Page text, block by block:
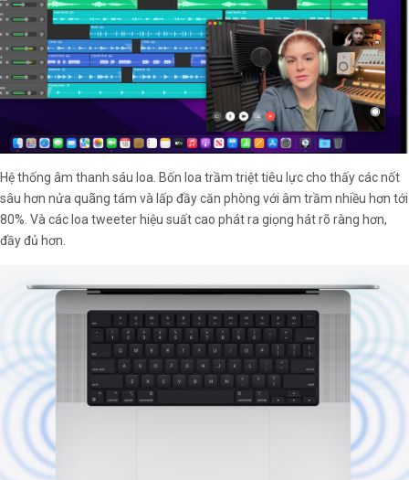
Hệ thống âm thanh sáu loa. Bốn loa trầm triệt tiêu lực cho thấy các nốt
sâu hơn nửa quãng tám và lấp đầy căn phòng với âm trầm nhiều hơn tới
80%. Và các loa tweeter hiệu suất cao phát ra giọng hát rõ ràng hơn,
đầy đủ hơn.